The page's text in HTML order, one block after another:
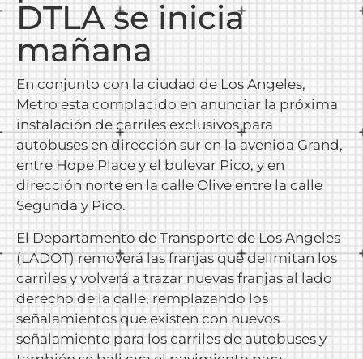
DTLA se inicia
mañana
En conjunto con la ciudad de Los Angeles,
Metro esta complacido en anunciar la próxima
instalación de carriles exclusivos para
autobuses en dirección sur en la avenida Grand,
entre Hope Place y el bulevar Pico, y en
dirección norte en la calle Olive entre la calle
Segunda y Pico.
El Departamento de Transporte de Los Angeles
(LADOT) removerá las franjas que delimitan los
carriles y volverá a trazar nuevas franjas al lado
derecho de la calle, remplazando los
señalamientos que existen con nuevos
señalamiento para los carriles de autobuses y